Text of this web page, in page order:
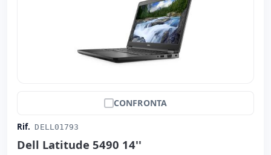
CONFRONTA
Rif. DELL01793
Dell Latitude 5490 14''